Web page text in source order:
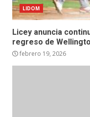
LIDOM
Licey anuncia
regreso de
febrero 19, 2026